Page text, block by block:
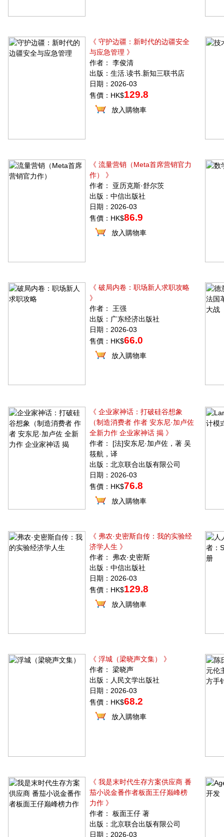
《 守护边疆：新时代的边疆安全
与应急管理 》
作者： 李俊清
出版：生活.读书.新知三联书店
日期：2026-03
售價：HK$129.8
放入購物車
《 流量营销（Meta首席营销官力
作） 》
作者： 亚历克斯·舒尔茨
出版：中信出版社
日期：2026-03
售價：HK$86.9
放入購物車
《 破局内卷：职场新人求职攻略
》
作者： 王强
出版：广东经济出版社
日期：2026-03
售價：HK$66.0
放入購物車
《 企业家神话：打破硅谷想象
（制造消费者 作者 安东尼·加卢佐
全新力作 企业家神话 揭 》
作者： [法]安东尼·加卢佐，著 吴
筱航，译
出版：北京联合出版有限公司
日期：2026-03
售價：HK$76.8
放入購物車
《 弗农·史密斯自传：我的实验经
济学人生 》
作者： 弗农·史密斯
出版：中信出版社
日期：2026-03
售價：HK$129.8
放入購物車
《 浮城（梁晓声文集） 》
作者： 梁晓声
出版：人民文学出版社
日期：2026-03
售價：HK$68.2
放入購物車
《 我是末时代生存方案供应商 番
茄小说金番作者板面王仔巅峰榜
力作 》
作者： 板面王仔 著
出版：北京联合出版有限公司
日期：2026-03